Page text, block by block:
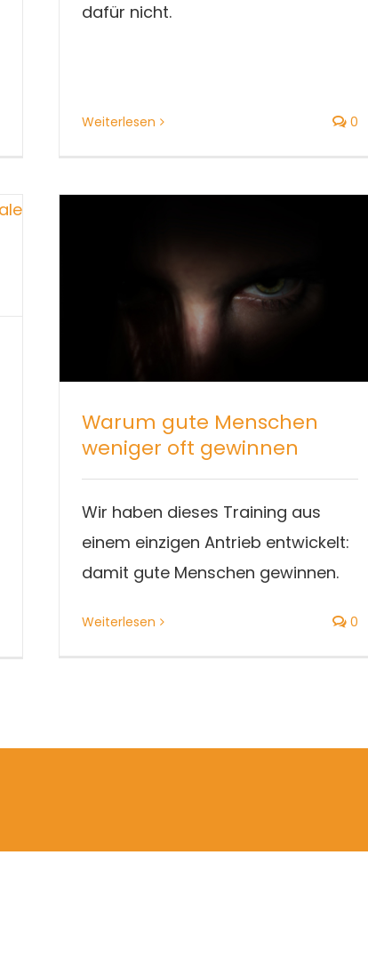
dafür nicht.
Weiterlesen 0
Warum gute Menschen
weniger oft gewinnen
Wir haben dieses Training aus
einem einzigen Antrieb entwickelt:
damit gute Menschen gewinnen.
Weiterlesen 0